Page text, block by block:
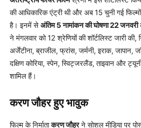
की आधिकारिक एंट्री थी और अब 15 चुनी गई
है। इनमें सेअंतिम 5 नामांकन की घोषणा 22 जनवरी
ने मंगलवार को 12 श्रेणियों की शॉर्टलिस्ट जारी की,
अर्जेंटीना, ब्राजील, फ्रांस, जर्मनी, इराक, जापान,
दक्षिण कोरिया, स्पेन, स्विट्जरलैंड, ताइवान और
शामिल हैं।
करण जौहर हुए भावुक
फिल्म के निर्माताकरण जौहरने सोशल मीडिया पर